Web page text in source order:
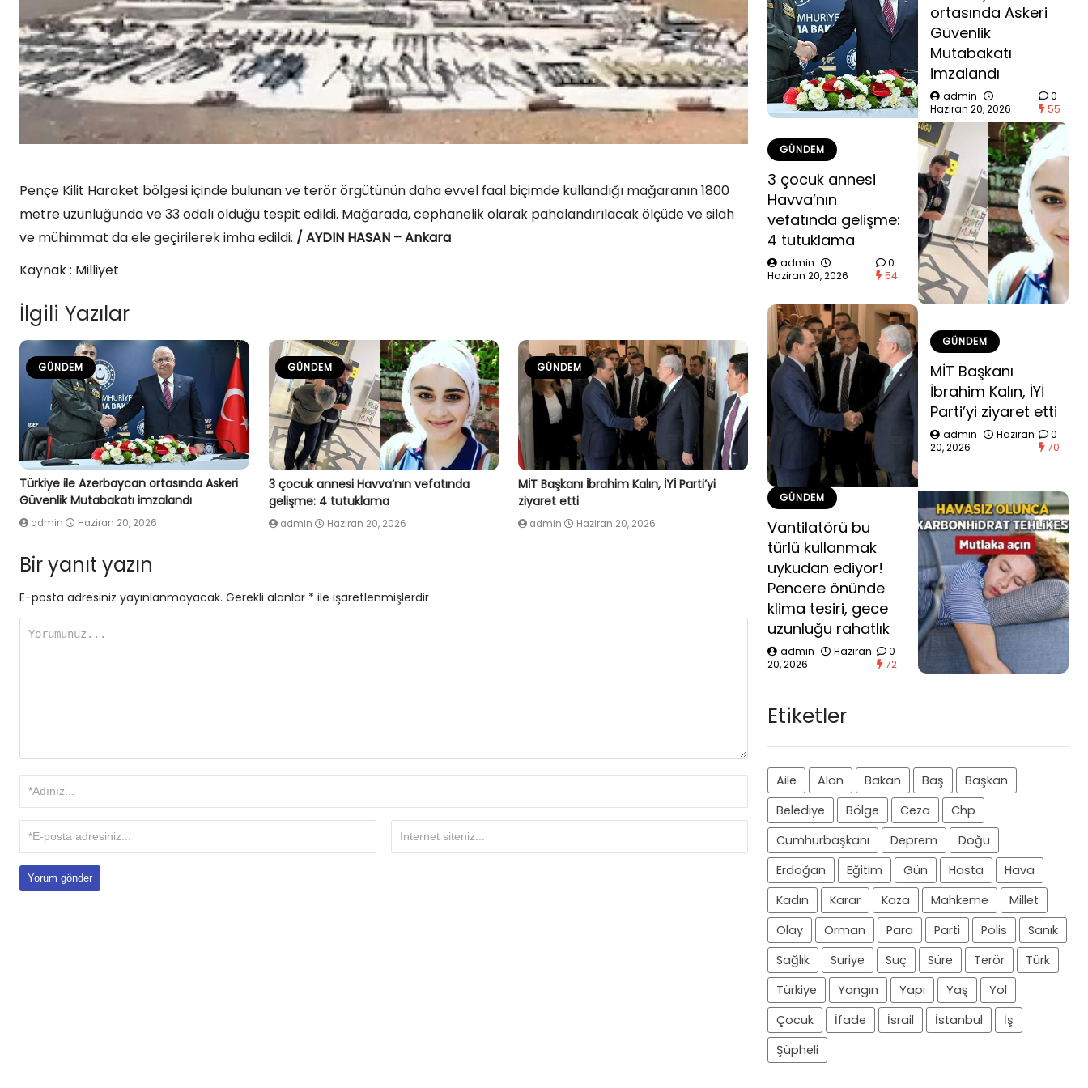
Pençe Kilit Haraket bölgesi içinde bulunan ve terör örgütünün daha evvel faal biçimde kullandığı mağaranın 1800
metre uzunluğunda ve 33 odalı olduğu tespit edildi. Mağarada, cephanelik olarak pahalandırılacak ölçüde ve silah
ve mühimmat da ele geçirilerek imha edildi. / AYDIN HASAN – Ankara
Kaynak : Milliyet
İlgili Yazılar
GÜNDEM
Türkiye ile Azerbaycan ortasında Askeri
Güvenlik Mutabakatı imzalandı
admin Haziran 20, 2026
GÜNDEM
3 çocuk annesi Havva’nın vefatında
gelişme: 4 tutuklama
admin Haziran 20, 2026
GÜNDEM
MİT Başkanı İbrahim Kalın, İYİ Parti’yi
ziyaret etti
admin Haziran 20, 2026
Bir yanıt yazın
E-posta adresiniz yayınlanmayacak. Gerekli alanlar * ile işaretlenmişlerdir
ortasında Askeri
Güvenlik
Mutabakatı
imzalandı
admin
Haziran 20, 2026
0
55
GÜNDEM
3 çocuk annesi
Havva’nın
vefatında gelişme:
4 tutuklama
admin
Haziran 20, 2026
0
54
GÜNDEM
MİT Başkanı
İbrahim Kalın, İYİ
Parti’yi ziyaret etti
admin
Haziran
20, 2026
0
70
GÜNDEM
Vantilatörü bu
türlü kullanmak
uykudan ediyor!
Pencere önünde
klima tesiri, gece
uzunluğu rahatlık
admin
Haziran
20, 2026
0
72
Etiketler
Aile Alan Bakan Baş
Başkan
Belediye
Bölge Ceza
Chp
Cumhurbaşkanı
Deprem
Doğu
Erdoğan
Eğitim Gün Hasta
Hava
Kadın
Karar Kaza Mahkeme
Millet
Olay
Orman Para Parti Polis
Sanık
Sağlık
Suriye Suç Süre Terör
Türk
Türkiye
Yangın Yapı Yaş
Yol
Çocuk
İfade İsrail İstanbul
İş
Şüpheli